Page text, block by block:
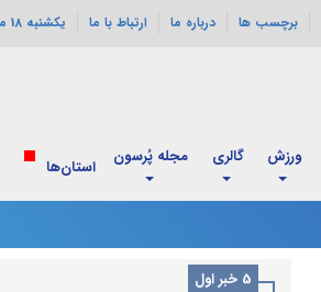
برچسب ها درباره ما ارتباط با ما یکشنبه 18 مرداد 1405
ورزش گالری مجله پُرسون استان‌ها
5 خبر اول